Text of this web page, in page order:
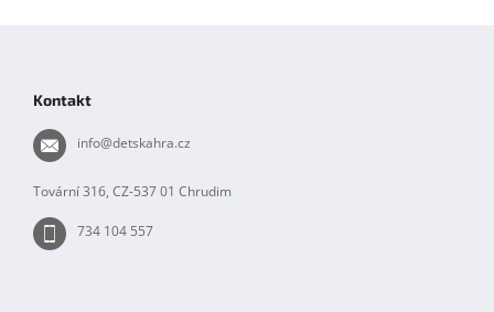
Kontakt
info@detskahra.cz
Tovární 316, CZ-537 01 Chrudim
734 104 557